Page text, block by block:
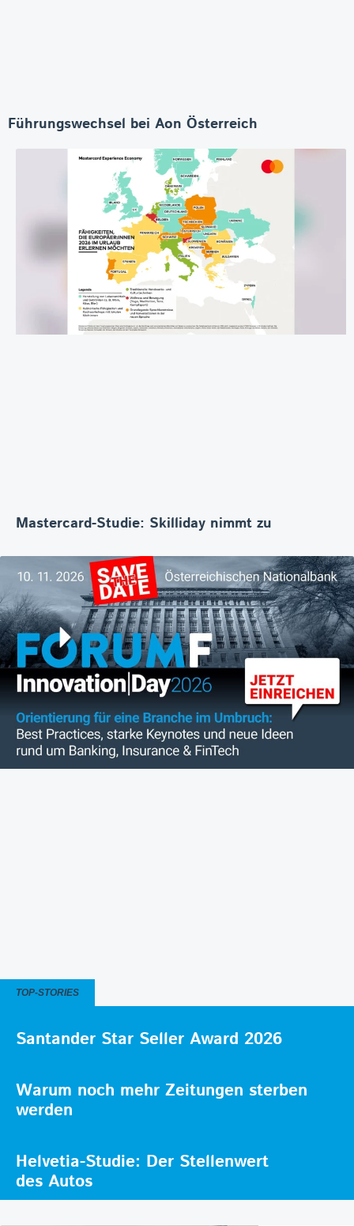
Führungswechsel bei Aon Österreich
Mastercard-Studie: Skilliday nimmt zu
TOP-STORIES
Santander Star Seller Award 2026
Warum noch mehr Zeitungen sterben
werden
Helvetia-Studie: Der Stellenwert
des Autos